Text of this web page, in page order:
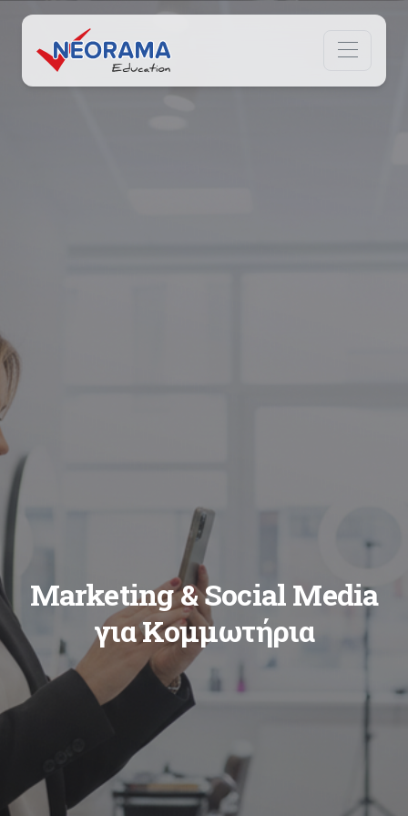
Marketing & Social Media
για Κομμωτήρια